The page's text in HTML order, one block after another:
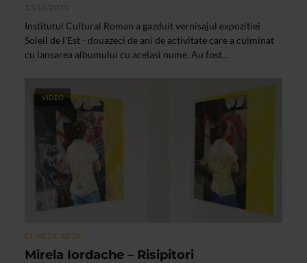
13/11/2015
Institutul Cultural Roman a gazduit vernisajul expozitiei
Soleil de l'Est - douazeci de ani de activitate care a culminat
cu lansarea albumului cu acelasi nume. Au fost...
VIDEO
CLIPA DE ARTA
Mirela Iordache – Risipitori